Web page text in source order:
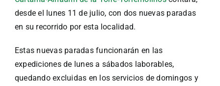
desde el lunes 11 de julio, con dos nuevas paradas
en su recorrido por esta localidad.
Estas nuevas paradas funcionarán en las
expediciones de lunes a sábados laborables,
quedando excluidas en los servicios de domingos y